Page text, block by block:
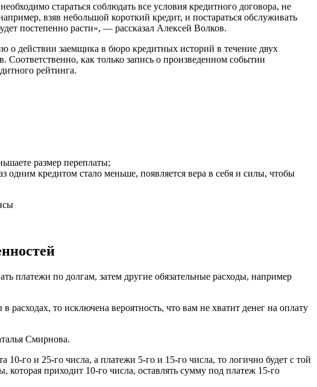
стараться соблюдать все условия кредитного договора, не
взяв небольшой короткий кредит, и постараться обслуживать
постепенно расти», — рассказал Алексей Волков.
о действии заемщика в бюро кредитных историй в течение двух
как только запись о произведенном событии
рейтинга.
размер переплаты;
кредитом стало меньше, появляется вера в себя и силы, чтобы
платежи по долгам, затем другие обязательные расходы, например
то исключена вероятность, что вам не хватит денег на оплату
Смирнова.
10-го и 25-го числа, а платежи 5-го и 15-го числа, то логично будет с той
которая приходит 10-го числа, оставлять сумму под платеж 15-го